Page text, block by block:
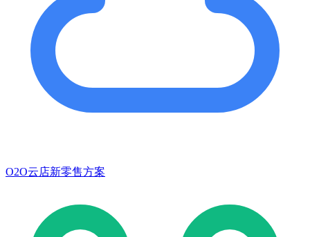
O2O云店新零售方案